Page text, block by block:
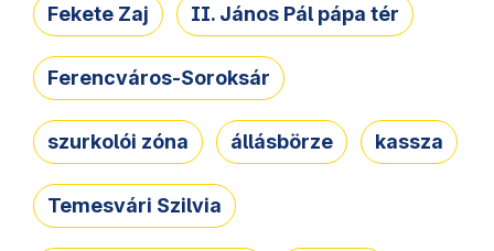
Fekete Zaj II. János Pál pápa tér
Ferencváros-Soroksár
szurkolói zóna állásbörze kassza
Temesvári Szilvia